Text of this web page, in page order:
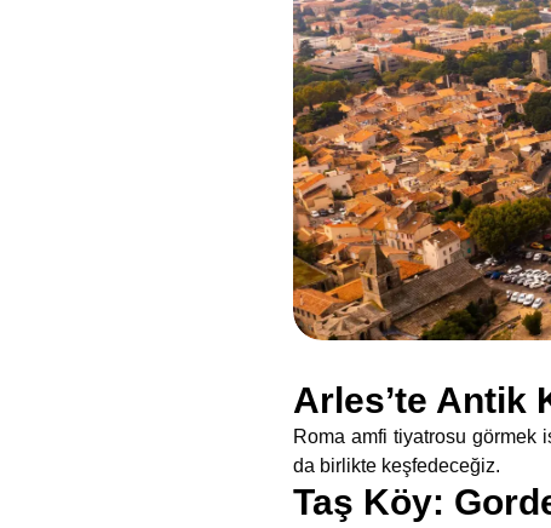
Arles’te Antik
Roma amfi tiyatrosu görmek
da birlikte keşfedeceğiz.
Taş Köy: